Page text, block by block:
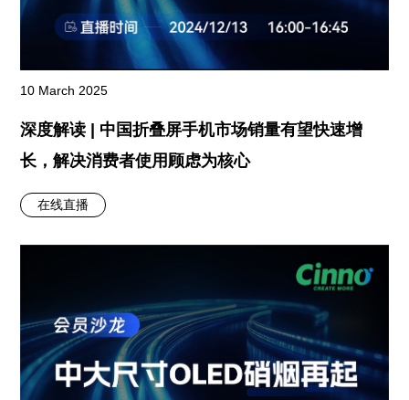
10 March 2025
深度解读 | 中国折叠屏手机市场销量有望快速增
长，解决消费者使用顾虑为核心
在线直播